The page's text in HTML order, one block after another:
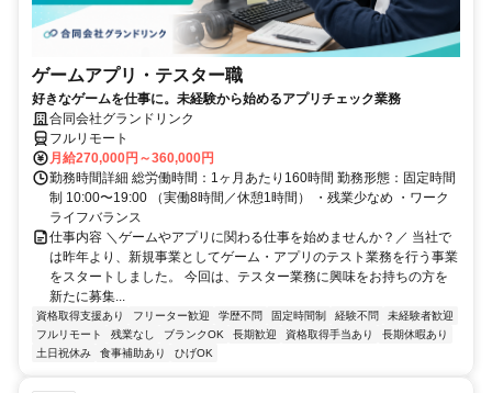
ゲームアプリ・テスター職
好きなゲームを仕事に。未経験から始めるアプリチェック業務
合同会社グランドリンク
フルリモート
月給270,000円～360,000円
勤務時間詳細 総労働時間：1ヶ月あたり160時間 勤務形態：固定時間
制 10:00〜19:00 （実働8時間／休憩1時間） ・残業少なめ ・ワーク
ライフバランス
仕事内容 ＼ゲームやアプリに関わる仕事を始めませんか？／ 当社で
は昨年より、新規事業としてゲーム・アプリのテスト業務を行う事業
をスタートしました。 今回は、テスター業務に興味をお持ちの方を
新たに募集...
資格取得支援あり フリーター歓迎 学歴不問 固定時間制 経験不問
未経験者歓迎
フルリモート
残業なし ブランクOK 長期歓迎 資格取得手当あり
長期休暇あり
土日祝休み
食事補助あり ひげOK